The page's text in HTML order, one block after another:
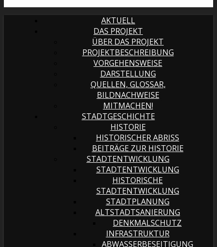
AKTUELL
DAS PROJEKT
ÜBER DAS PROJEKT
PROJEKTBESCHREIBUNG
VORGEHENSWEISE
DARSTELLUNG
QUELLEN, GLOSSAR,
BILDNACHWEISE
MITMACHEN!
STADTGESCHICHTE
HISTORIE
HISTORISCHER ABRISS
BEITRÄGE ZUR HISTORIE
STADTENTWICKLUNG
STADTENTWICKLUNG
HISTORISCHE
STADTENTWICKLUNG
STADTPLANUNG
ALTSTADTSANIERUNG
DENKMALSCHUTZ
INFRASTRUKTUR
ABWASSERBESEITIGUNG